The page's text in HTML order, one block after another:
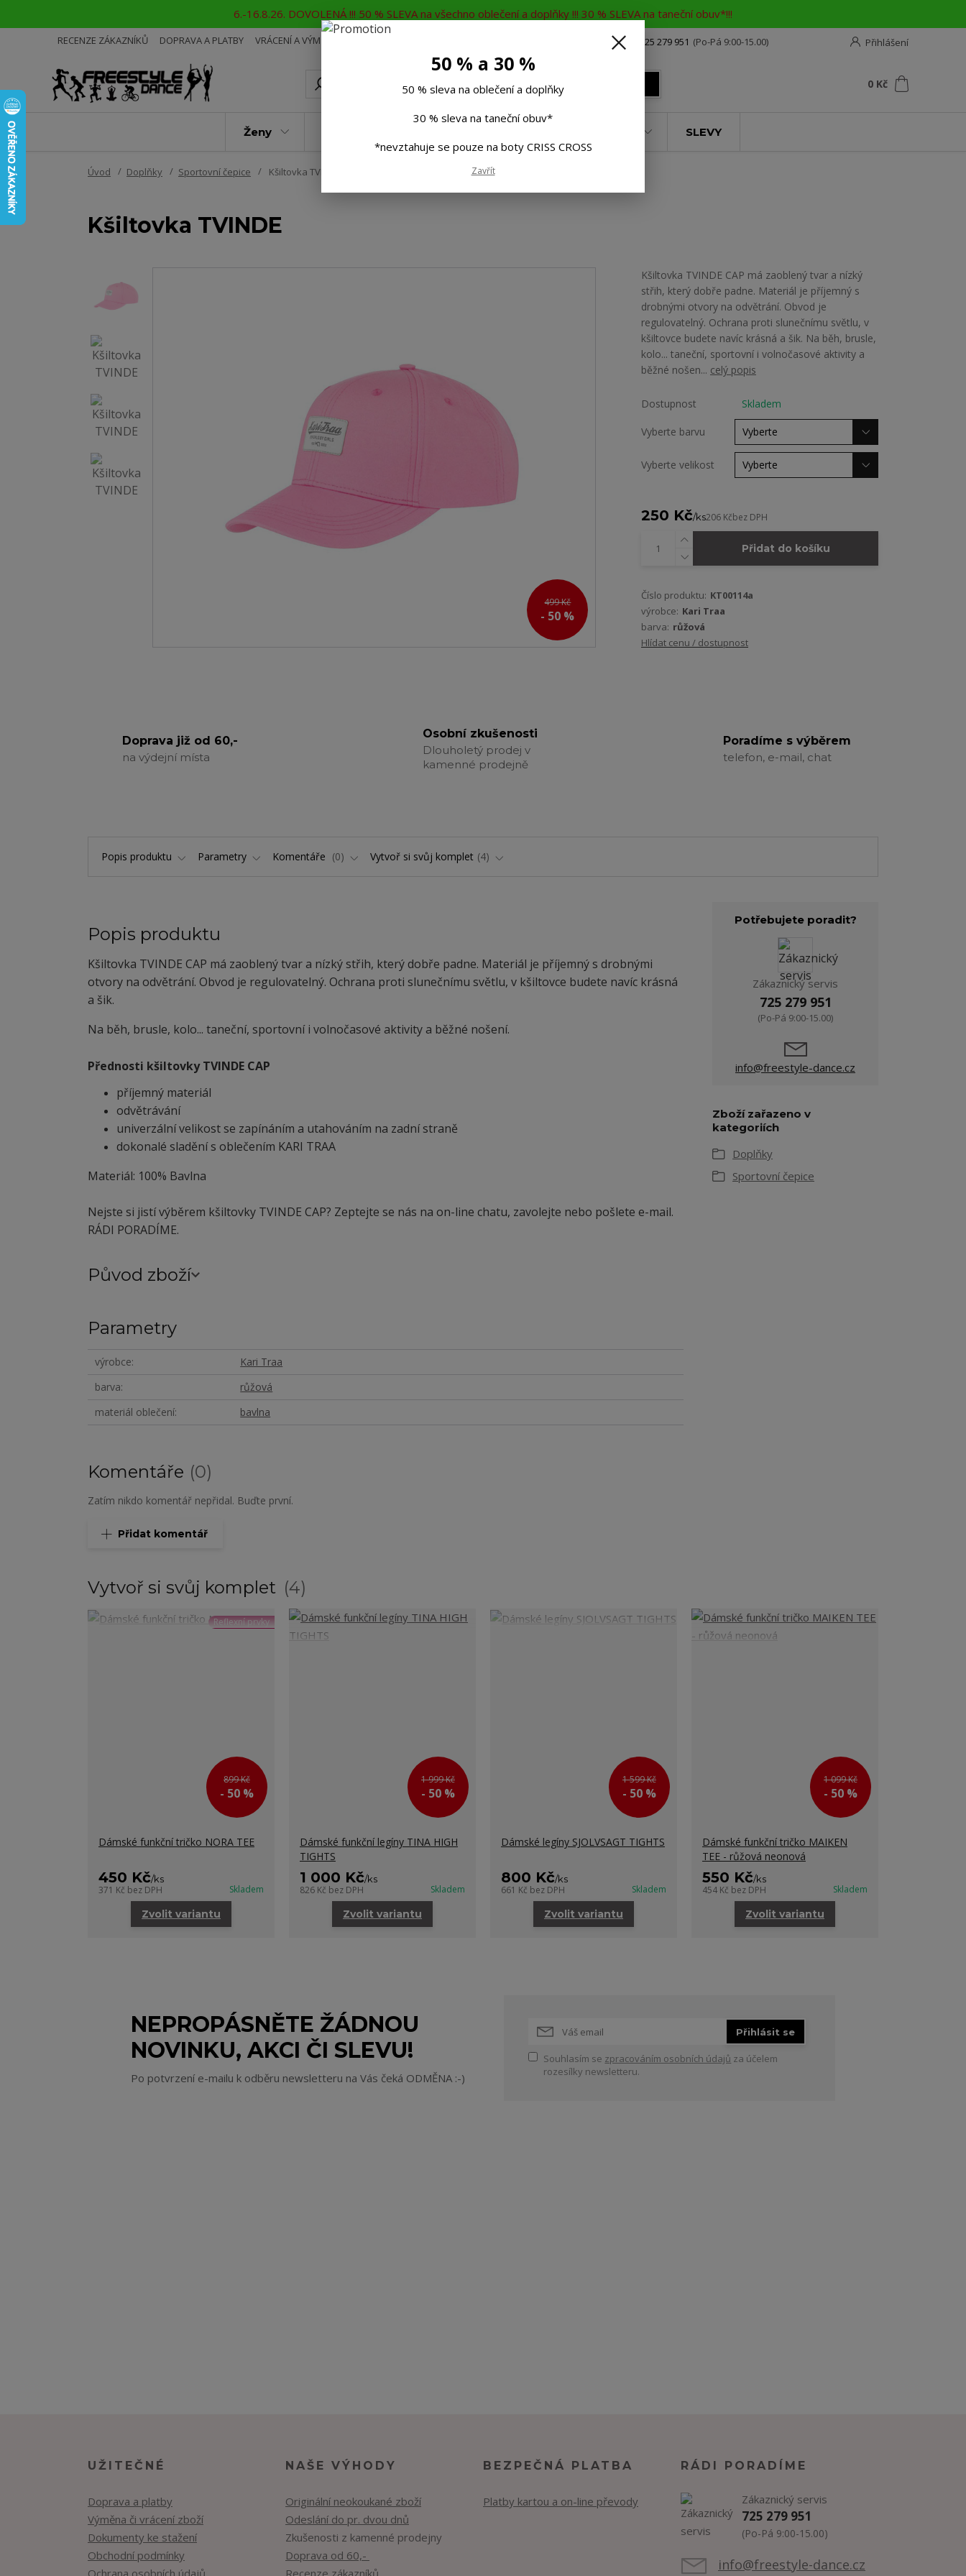
6.-16.8.26. DOVOLENÁ !!! 50 % SLEVA na všechno oblečení a doplňky !!! 30 % SLEVA na taneční obuv*!!!
RECENZE ZÁKAZNÍKŮ DOPRAVA A PLATBY VRÁCENÍ A VÝMĚNA Přihlášení
Rádi Vám poradíme 725 279 951 (Po-Pá 9:00-15.00)
0 Kč
Ženy SLEVY
Úvod Doplňky Sportovní čepice Kšiltovka TVINDE
Kšiltovka TVINDE
499 Kč
- 50 %
Kšiltovka TVINDE CAP má zaoblený tvar a nízký
střih, který dobře padne. Materiál je příjemný s
drobnými otvory na odvětrání. Obvod je
regulovatelný. Ochrana proti slunečnímu světlu, v
kšiltovce budete navíc krásná a šik. Na běh, brusle,
kolo... taneční, sportovní i volnočasové aktivity a
běžné nošen... celý popis
Dostupnost Skladem
Vyberte barvu
Vyberte velikost
250 Kč/ks206 Kčbez DPH
Přidat do košíku
Číslo produktu: KT00114a
výrobce: Kari Traa
barva: růžová
Hlídat cenu / dostupnost
Doprava již od 60,-
na výdejní místa
Osobní zkušenosti
Dlouholetý prodej v
kamenné prodejně
Poradíme s výběrem
telefon, e-mail, chat
Popis produktu Parametry Komentáře 0 Vytvoř si svůj komplet 4
Popis produktu
Kšiltovka TVINDE CAP má zaoblený tvar a nízký střih, který dobře padne. Materiál je příjemný s drobnými
otvory na odvětrání. Obvod je regulovatelný. Ochrana proti slunečnímu světlu, v kšiltovce budete navíc krásná
a šik.
Na běh, brusle, kolo... taneční, sportovní i volnočasové aktivity a běžné nošení.
Přednosti kšiltovky TVINDE CAP
příjemný materiál
odvětrávání
univerzální velikost se zapínáním a utahováním na zadní straně
dokonalé sladění s oblečením KARI TRAA
Materiál: 100% Bavlna
Nejste si jistí výběrem kšiltovky TVINDE CAP? Zeptejte se nás na on-line chatu, zavolejte nebo pošlete e-mail.
RÁDI PORADÍME.
Původ zboží
Parametry
výrobce
Kari Traa
barva
růžová
materiál oblečení
bavlna
Komentáře 0
Zatím nikdo komentář nepřidal. Buďte první.
Přidat komentář
Potřebujete poradit?
Zákaznický servis
725 279 951
(Po-Pá 9:00-15.00)
info@freestyle-dance.cz
Zboží zařazeno v
kategoriích
Doplňky
Sportovní čepice
Vytvoř si svůj komplet 4
Reflexní prvky
899 Kč
- 50 %
Dámské funkční tričko NORA TEE
450 Kč/ks
371 Kč bez DPH Skladem
Zvolit variantu
1 999 Kč
- 50 %
Dámské funkční legíny TINA HIGH
TIGHTS
1 000 Kč/ks
826 Kč bez DPH Skladem
Zvolit variantu
1 599 Kč
- 50 %
Dámské legíny SJOLVSAGT TIGHTS
800 Kč/ks
661 Kč bez DPH Skladem
Zvolit variantu
1 099 Kč
- 50 %
Dámské funkční tričko MAIKEN
TEE - růžová neonová
550 Kč/ks
454 Kč bez DPH Skladem
Zvolit variantu
NEPROPÁSNĚTE ŽÁDNOU
NOVINKU, AKCI ČI SLEVU!
Po potvrzení e-mailu k odběru newsletteru na Vás čeká ODMĚNA :-)
Přihlásit se
Souhlasím se zpracováním osobních údajů za účelem
rozesílky newsletteru.
UŽITEČNÉ
Doprava a platby
Výměna či vrácení zboží
Dokumenty ke stažení
Obchodní podmínky
NAŠE VÝHODY
Originální neokoukané zboží
Odeslání do pr. dvou dnů
Zkušenosti z kamenné prodejny
Doprava od 60,-
BEZPEČNÁ PLATBA
Platby kartou a on-line převody
RÁDI PORADÍME
Zákaznický servis
725 279 951
(Po-Pá 9:00-15.00)
info@freestyle-dance.cz
50 % a 30 %
50 % sleva na oblečení a doplňky
30 % sleva na taneční obuv*
*nevztahuje se pouze na boty CRISS CROSS
Zavřít